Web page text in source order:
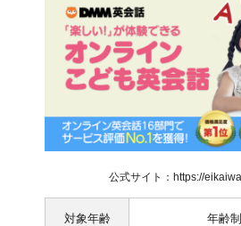
公式サイト：https://
対象年齢 年齢